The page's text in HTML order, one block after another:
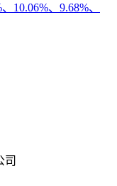
10.06%、9.68%、